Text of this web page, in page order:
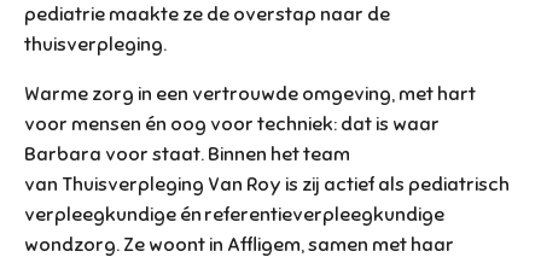
pediatrie maakte ze de overstap naar de
thuisverpleging.
Warme zorg in een vertrouwde omgeving, met hart
voor mensen én oog voor techniek: dat is waar
Barbara voor staat. Binnen het team
van Thuisverpleging Van Roy is zij actief als pediatrisch
verpleegkundige én referentieverpleegkundige
wondzorg. Ze woont in Affligem, samen met haar